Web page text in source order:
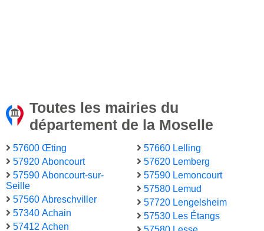
Toutes les mairies du
département de la Moselle
57600 Œting
57920 Aboncourt
57590 Aboncourt-sur-
Seille
57560 Abreschviller
57340 Achain
57412 Achen
57660 Lelling
57620 Lemberg
57590 Lemoncourt
57580 Lemud
57720 Lengelsheim
57530 Les Étangs